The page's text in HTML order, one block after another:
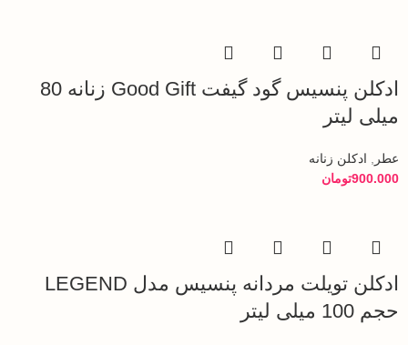
ادکلن پنسیس گود گیفت Good Gift زنانه 80
میلی لیتر
عطر , ادکلن زنانه
900.000تومان
ادکلن تویلت مردانه پنسیس مدل LEGEND
حجم 100 میلی لیتر